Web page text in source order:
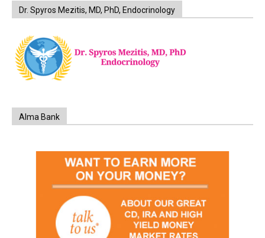
Dr. Spyros Mezitis, MD, PhD, Endocrinology
Alma Bank